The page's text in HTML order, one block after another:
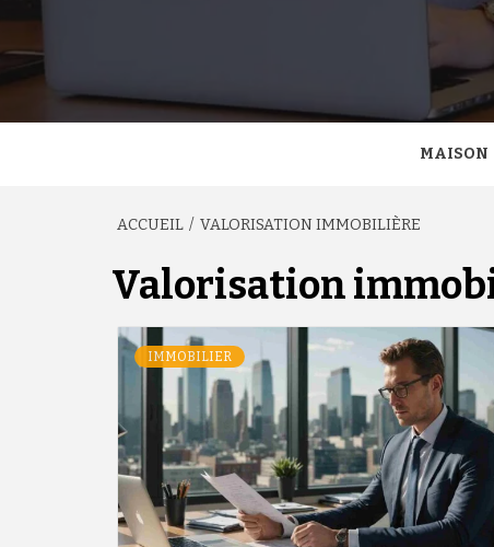
MAISON
ACCUEIL VALORISATION IMMOBILIÈRE
Valorisation
IMMOBILIER